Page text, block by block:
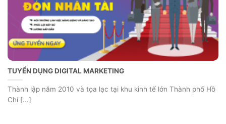
TUYỂN DỤNG DIGITAL MARKETING
Thành lập năm 2010 và tọa lạc tại khu kinh tế lớn Thành phố Hồ
Chí [...]